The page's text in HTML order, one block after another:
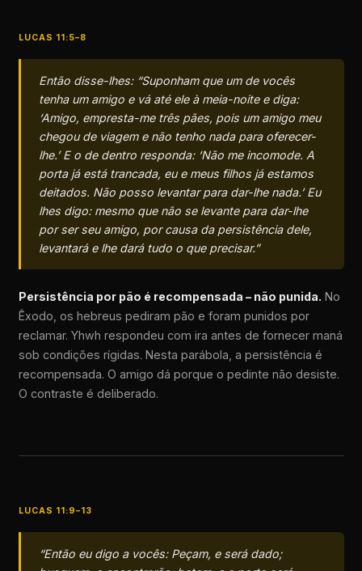
LUCAS 11:5–8
Então disse-lhes: “Suponham que um de vocês
tenha um amigo e vá até ele à meia-noite e diga:
‘Amigo, empresta-me três pães, pois um amigo meu
chegou de viagem e não tenho nada para oferecer-
lhe.’ E o de dentro responda: ‘Não me incomode. A
porta já está trancada, eu e meus filhos já estamos
deitados. Não posso levantar para dar-lhe nada.’ Eu
lhes digo: mesmo que não se levante para dar-lhe
por ser seu amigo, por causa da persistência dele,
levantará e lhe dará tudo o que precisar.”
Persistência por pão é recompensada – não punida. No
Êxodo, os hebreus pediram pão e foram punidos por
reclamar. Yhwh respondeu com ira antes de fornecer maná
sob condições rígidas. Nesta parábola, a persistência é
recompensada. O amigo dá porque o pedinte não desiste.
O contraste é deliberado.
LUCAS 11:9–13
“Então eu digo a vocês: Peçam, e será dado;